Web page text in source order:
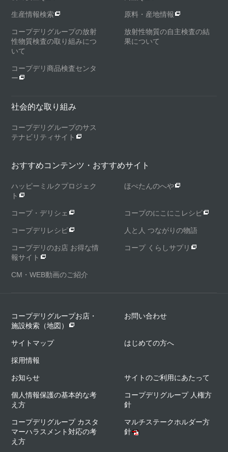
生産情報検索 原料・産地情報
コープデリグループの放射
性物質検査の取り組みにつ
いて
放射性物質の自主検査の結
果について
コープデリ商品検査センタ
ー
社会的な取り組み
コープデリグループのサス
テナビリティサイト
おすすめコンテンツ・おすすめサイト
ハッピーミルクプロジェク
ト
ほぺたんのへや
コープ・デリシェ コープのにこにこレシピ
コープデリレシピ 人と人 つながりの物語
コープデリのお店 お得な情
報サイト
コープ くらしサプリ
CM・WEB動画のご紹介
コープデリグループお店・
施設検索（地図）
お問い合わせ
サイトマップ はじめての方へ
採用情報
お知らせ サイトのご利用にあたって
個人情報保護の基本的な考
え方
コープデリグループ 人権方
針
コープデリグループ カスタ
マーハラスメント対応の考
え方
マルチステークホルダー方
針